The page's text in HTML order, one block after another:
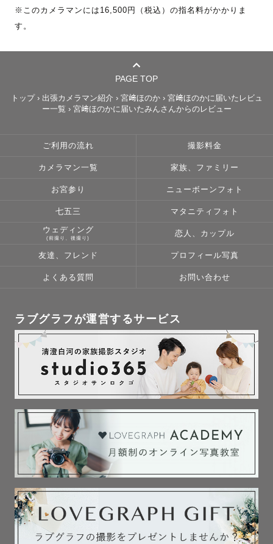
と不安なこともあるかもしれません。
安心して撮影当日を迎えることができるよう
撮影前から丁寧なコミュニケーションを心掛けております
お二人のペースに合わせて撮影を進めていきます✨
👶アートニューボーン🍼　˗ˏˋ指名料はかかりません！ˎˊ˗
金額: 43,780円（税込）
納品枚数:40枚
（アートカット10~15枚程度/ ナチュラルカット 25~40
枚）
｟アートカット｠
・おくるみ　手足が見えない
・はだかんぼ（かご/黒背景）
・着ぐるみ　（うさぎ ）
｟ナチュラルカット｠
・ご家族・ご兄弟との集合写真
・授乳中やおむつ替えなど日常生活の中でふれあいをして
いるカット
※このカメラマンには16,500円（税込）の指名料がかかりま
す。
PAGE TOP
トップ› 出張カメラマン紹介 › 宮﨑ほのか› 宮﨑ほのかに届いたレビュ
ー一覧 › 宮﨑ほのかに届いたみんさんからのレビュー
ご利用の流れ 撮影料金
カメラマン一覧 家族、ファミリー
お宮参り ニューボーンフォト
七五三 マタニティフォト
ウェディング
(前撮り、後撮り)
恋人、カップル
友達、フレンド プロフィール写真
よくある質問 お問い合わせ
ラブグラフが運営するサービス